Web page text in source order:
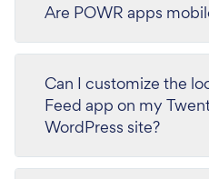
Are POWR apps
Can I customize the
Feed app on my
WordPress site?